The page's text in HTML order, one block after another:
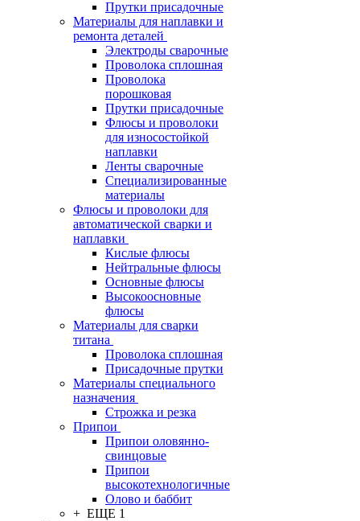
Прутки присадочные
Материалы для наплавки и
ремонта деталей
Электроды сварочные
Проволока сплошная
Проволока
порошковая
Прутки присадочные
Флюсы и проволоки
для износостойкой
наплавки
Ленты сварочные
Специализированные
материалы
Флюсы и проволоки для
автоматической сварки и
наплавки
Кислые флюсы
Нейтральные флюсы
Основные флюсы
Высокоосновные
флюсы
Материалы для сварки
титана
Проволока сплошная
Присадочные прутки
Материалы специального
назначения
Строжка и резка
Припои
Припои оловянно-
свинцовые
Припои
высокотехнологичные
Олово и баббит
+ ЕЩЕ 1